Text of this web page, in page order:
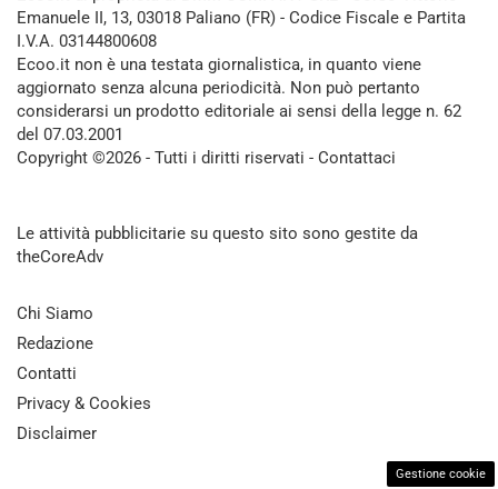
Emanuele II, 13, 03018 Paliano (FR) - Codice Fiscale e Partita
I.V.A. 03144800608
Ecoo.it non è una testata giornalistica, in quanto viene
aggiornato senza alcuna periodicità. Non può pertanto
considerarsi un prodotto editoriale ai sensi della legge n. 62
del 07.03.2001
Copyright ©2026 - Tutti i diritti riservati - Contattaci
Le attività pubblicitarie su questo sito sono gestite da
theCoreAdv
Chi Siamo
Redazione
Contatti
Privacy & Cookies
Disclaimer
Gestione cookie